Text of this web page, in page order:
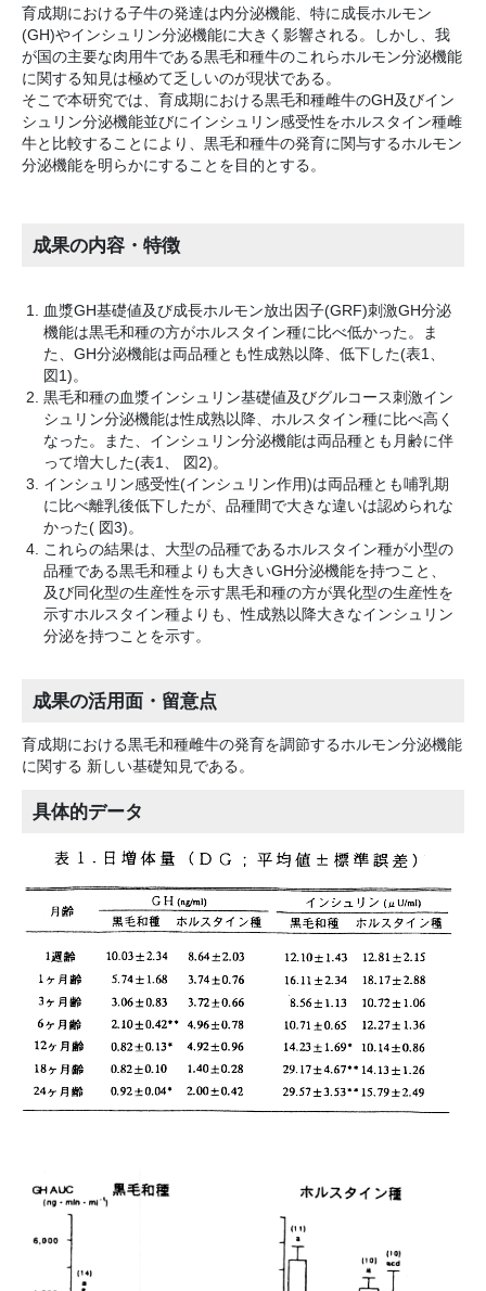
育成期における子牛の発達は内分泌機能、特に成長ホルモン
(GH)やインシュリン分泌機能に大きく影響される。しかし、我
が国の主要な肉用牛である黒毛和種牛のこれらホルモン分泌機能
に関する知見は極めて乏しいのが現状である。
そこで本研究では、育成期における黒毛和種雌牛のGH及びイン
シュリン分泌機能並びにインシュリン感受性をホルスタイン種雌
牛と比較することにより、黒毛和種牛の発育に関与するホルモン
分泌機能を明らかにすることを目的とする。
成果の内容・特徴
血漿GH基礎値及び成長ホルモン放出因子(GRF)刺激GH分泌
機能は黒毛和種の方がホルスタイン種に比べ低かった。ま
た、GH分泌機能は両品種とも性成熟以降、低下した(表1、
図1)。
黒毛和種の血漿インシュリン基礎値及びグルコース刺激イン
シュリン分泌機能は性成熟以降、ホルスタイン種に比べ高く
なった。また、インシュリン分泌機能は両品種とも月齢に伴
って増大した(表1、 図2)。
インシュリン感受性(インシュリン作用)は両品種とも哺乳期
に比べ離乳後低下したが、品種間で大きな違いは認められな
かった( 図3)。
これらの結果は、大型の品種であるホルスタイン種が小型の
品種である黒毛和種よりも大きいGH分泌機能を持つこと、
及び同化型の生産性を示す黒毛和種の方が異化型の生産性を
示すホルスタイン種よりも、性成熟以降大きなインシュリン
分泌を持つことを示す。
成果の活用面・留意点
育成期における黒毛和種雌牛の発育を調節するホルモン分泌機能
に関する 新しい基礎知見である。
具体的データ